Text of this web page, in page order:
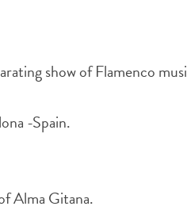
show of Flamenco
-Spain.
Alma Gitana.